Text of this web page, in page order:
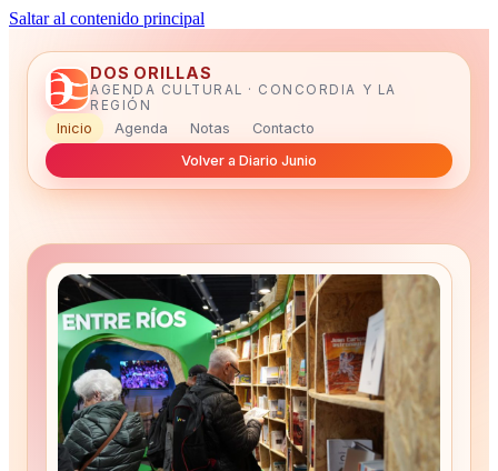
Saltar al contenido principal
DOS ORILLAS
AGENDA CULTURAL · CONCORDIA Y LA
REGIÓN
Inicio Agenda Notas
Contacto
Volver a Diario Junio